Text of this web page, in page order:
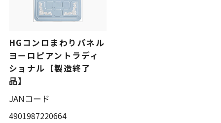
HGコンロまわりパネル
ヨーロピアントラディ
ショナル【製造終了
品】
JANコード
4901987220664